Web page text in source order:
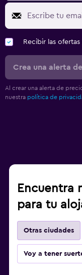
Recibir las
Crea una alerta
Al crear una alerta de
nuestra política de
Encuentra
para tu
Otras ciudades
Voy a tener